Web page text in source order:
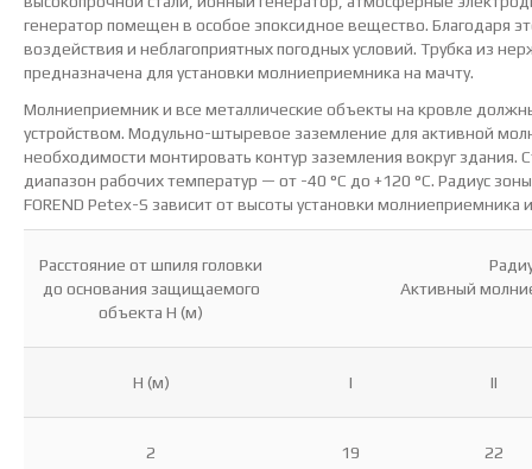
генератор помещен в особое эпоксидное вещество. Благодаря
воздействия и неблагоприятных погодных условий. Трубка из
предназначена для установки молниеприемника на мачту.
Молниеприемник и все металлические объекты на кровле
устройством. Модульно-штыревое заземление для активной
необходимости монтировать контур заземления вокруг
диапазон рабочих температур — от -40 °С до +120 °С. Радиус
FOREND Petex-S зависит от высоты установки
Расстояние от шпиля головки
до основания защищаемого
объекта H (м)
Активный
H (м) I II
2 19 22